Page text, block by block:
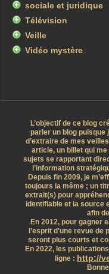
sociale et juridique
Télévision
Veille
Vidéo mystère
L’objectif de ce blog
parler un blog puisque
d’extraire de mes
article, un billet qui
sujets se rapportant
l’information
Depuis fin 2009, je
toujours la même ; un
extrait(s) pour
identifiable et la source
afin
En 2012, pour gagner
l’esprit d’une revue
seront plus courts et
En 2022, les
ligne : http://